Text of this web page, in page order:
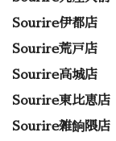
Sourire伊都店
Sourire荒戸店
Sourire高城店
Sourire東比恵店
Sourire雑餉隈店